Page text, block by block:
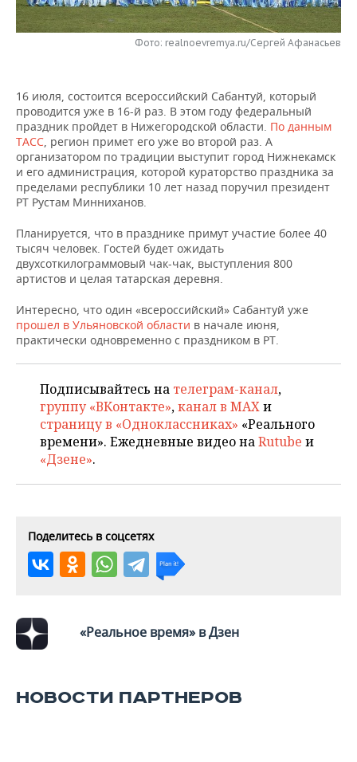
НЕФТЕХИМИЯ
ЭНЕРГЕТИКА
РОЗНИЧНАЯ ТОРГОВЛЯ
УСЛУГИ
НОВОСТИ ТЕХНОЛОГИЙ
МЕДИА
ТЕЛЕКОММУНИКАЦИИ
МЕРОПРИЯТИЯ
ВЫЕЗДНАЯ РЕДАКЦИЯ
БИЗНЕС-БРАНЧИ
ONLINE-КОНФЕРЕНЦИИ
ОТКРЫТАЯ ЛЕКЦИЯ
НОВОСТИ СПОРТА
ФУТБОЛ
ХОККЕЙ
БАСКЕТБОЛ
ВОЛЕЙБОЛ
КИБЕРСПОРТ
ФИГУРНОЕ КАТАНИЕ
ВОДНЫЕ ВИДЫ СПОРТА
ХОККЕЙ С МЯЧОМ
ОБЩЕСТВО
НОВОСТИ ОБЩЕСТВА
ВЛАСТЬ
ИНФРАСТРУКТУРА
ИСТОРИЯ
КУЛЬТУРА
МЕДИЦИНА
ОБРАЗОВАНИЕ
ПРОИСШЕСТВИЯ
ФОТОГАЛЕРЕЯ
СЮЖЕТЫ
СПРАВОЧНИК
СПИСОК ПЕРСОН
СПИСОК КОМПАНИЙ
ПОЛНАЯ ВЕРСИЯ
Фото: realnoevremya.ru/Сергей Афанасьев
16 июля, состоится всероссийский Сабантуй, который
проводится уже в 16-й раз. В этом году федеральный
праздник пройдет в Нижегородской области. По данным
ТАСС, регион примет его уже во второй раз. А
организатором по традиции выступит город Нижнекамск
и его администрация, которой кураторство праздника за
пределами республики 10 лет назад поручил президент
РТ Рустам Минниханов.
Планируется, что в празднике примут участие более 40
тысяч человек. Гостей будет ожидать
двухсоткилограммовый чак-чак, выступления 800
артистов и целая татарская деревня.
Интересно, что один «всероссийский» Сабантуй уже
прошел в Ульяновской области в начале июня,
практически одновременно с праздником в РТ.
Подписывайтесь на телеграм-канал,
группу «ВКонтакте»,канал в MAXи
страницу в «Одноклассниках» «Реального
времени». Ежедневные видео наRutube и
«Дзене».
Поделитесь в соцсетях
«Реальное время» в Дзен
НОВОСТИ ПАРТНЕРОВ